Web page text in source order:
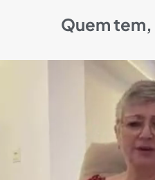
Quem tem,